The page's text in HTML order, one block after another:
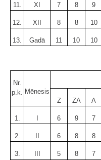
11. XI 7 8 9
12. XII 8 8 10
13. Gadā 11 10 10
Nr.
p.k. Mēnesis
Z
ZA A
1. 6 9 7
2. 6 8 8
3. 5 8 7